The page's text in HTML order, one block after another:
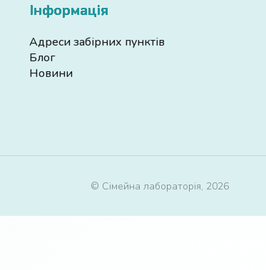
Інформація
Адреси забірних пунктів
Блог
Новини
© Сімейна лабораторія, 2026